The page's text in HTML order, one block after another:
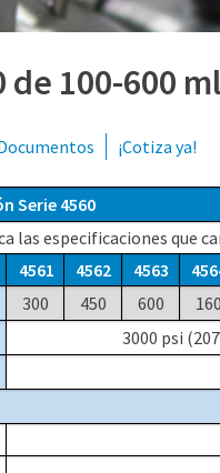
100-600
¡Cotiza ya!
Serie 4560
las especificaciones que
4561 4562 4563
300 450 600 160
3000 psi